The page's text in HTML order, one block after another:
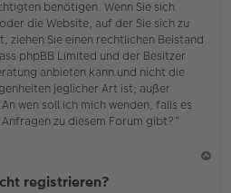
benötigen. Wenn Sie sich
die Website, auf der Sie sich zu
ziehen Sie einen rechtlichen Beistand
phpBB Limited und der Besitzer
anbieten kann und nicht die
jeglicher Art ist; außer
wen soll ich mich wenden, falls es
zu diesem Forum gibt?“
registrieren?